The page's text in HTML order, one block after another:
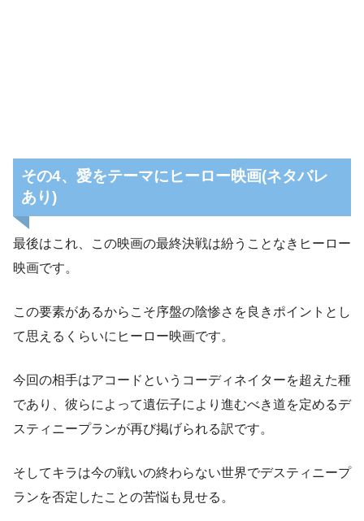
その4、愛をテーマにヒーロー映画(ネタバレ
あり)
最後はこれ、この映画の最終決戦は紛うことなきヒーロー
映画です。
この要素があるからこそ序盤の陰惨さを良きポイントとし
て思えるくらいにヒーロー映画です。
今回の相手はアコードというコーディネイターを超えた種
であり、彼らによって遺伝子により進むべき道を定めるデ
スティニープランが再び掲げられる訳です。
そしてキラは今の戦いの終わらない世界でデスティニープ
ランを否定したことの苦悩も見せる。